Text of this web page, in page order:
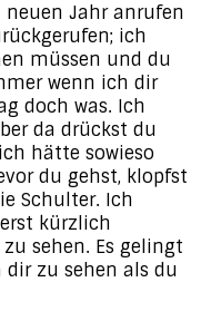
Jahr anrufen
ich
müssen und du
wenn ich dir
doch was. Ich
da drückst du
hätte sowieso
du gehst, klopfst
Schulter. Ich
kürzlich
sehen. Es gelingt
zu sehen als du